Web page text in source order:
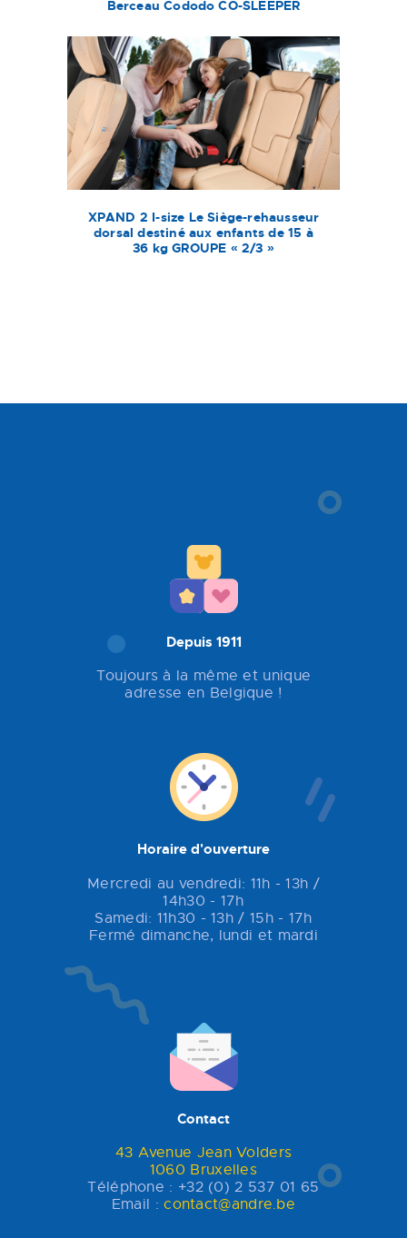
Berceau Cododo CO-SLEEPER
XPAND 2 I-size Le Siège-rehausseur
dorsal destiné aux enfants de 15 à
36 kg GROUPE « 2/3 »
Depuis 1911
Toujours à la même et unique
adresse en Belgique !
Horaire d'ouverture
Mercredi au vendredi: 11h - 13h /
14h30 - 17h
Samedi: 11h30 - 13h / 15h - 17h
Fermé dimanche, lundi et mardi
Contact
43 Avenue Jean Volders
1060 Bruxelles
Téléphone : +32 (0) 2 537 01 65
Email :contact@andre.be